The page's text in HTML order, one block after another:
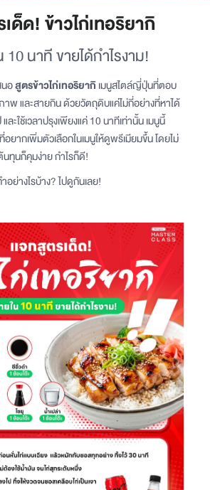
ด็ด! ข้าวไก่เทอริยากิ
10 นาที ขายได้กำไรงาม!
อสูตรข้าวไก่เทอริยากิเมนูสไตล์ญี่ปุ่นที่ตอบ
พ และสายกิน ด้วยวัตถุดิบแค่ไม่กี่อย่างที่หาได้
ละใช้เวลาปรุงเพียงแค่ 10 นาทีเท่านั้น เมนูนี้
ยากเพิ่มตัวเลือกในเมนูให้ดูพรีเมียมขึ้น โดยไม่
นทุนก็คุมง่าย กำไรก็ดี!
อย่างไรบ้าง? ไปดูกันเลย!